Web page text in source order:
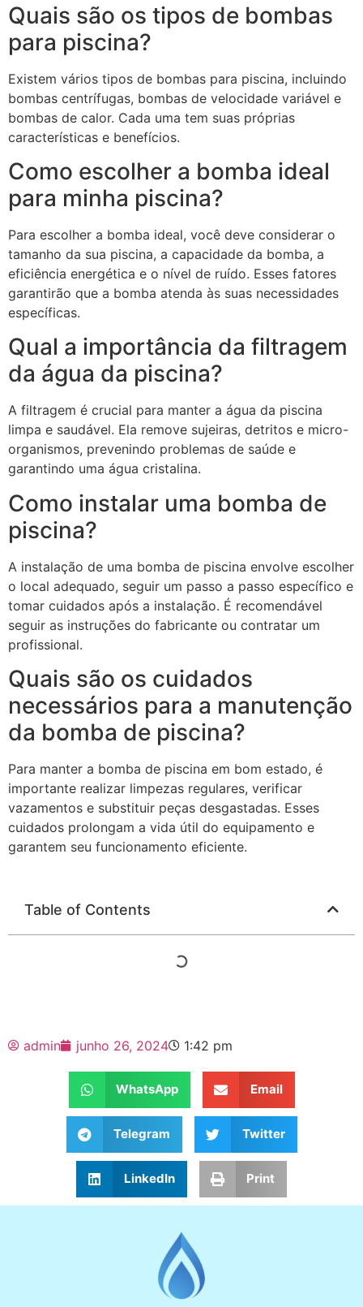
Quais são os tipos de bombas
para piscina?
Existem vários tipos de bombas para piscina, incluindo
bombas centrífugas, bombas de velocidade variável e
bombas de calor. Cada uma tem suas próprias
características e benefícios.
Como escolher a bomba ideal
para minha piscina?
Para escolher a bomba ideal, você deve considerar o
tamanho da sua piscina, a capacidade da bomba, a
eficiência energética e o nível de ruído. Esses fatores
garantirão que a bomba atenda às suas necessidades
específicas.
Qual a importância da filtragem
da água da piscina?
A filtragem é crucial para manter a água da piscina
limpa e saudável. Ela remove sujeiras, detritos e micro-
organismos, prevenindo problemas de saúde e
garantindo uma água cristalina.
Como instalar uma bomba de
piscina?
A instalação de uma bomba de piscina envolve escolher
o local adequado, seguir um passo a passo específico e
tomar cuidados após a instalação. É recomendável
seguir as instruções do fabricante ou contratar um
profissional.
Quais são os cuidados
necessários para a manutenção
da bomba de piscina?
Para manter a bomba de piscina em bom estado, é
importante realizar limpezas regulares, verificar
vazamentos e substituir peças desgastadas. Esses
cuidados prolongam a vida útil do equipamento e
garantem seu funcionamento eficiente.
Table of Contents
admin junho 26, 2024 1:42 pm
WhatsApp Email
Telegram Twitter
LinkedIn Print